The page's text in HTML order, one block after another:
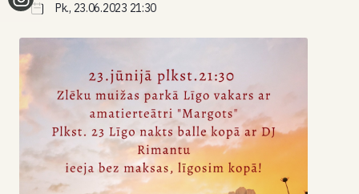
Pk., 23.06.2023 21:30